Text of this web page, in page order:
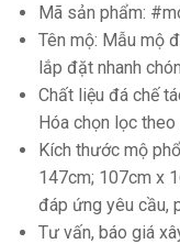
Mã sản phẩm:
Tên mộ: Mẫu mộ
lắp đặt nhanh
Chất liệu đá chế
Hóa chọn lọc theo
Kích thước mộ
147cm; 107cm x
đáp ứng yêu cầu,
Tư vấn, báo giá